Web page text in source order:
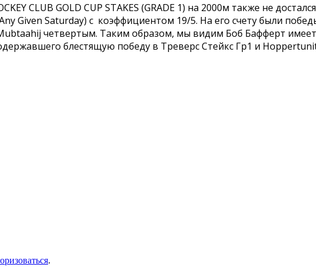
CLUB GOLD CUP STAKES (GRADE 1) на 2000м также не
Given Saturday) с коэффициентом 19/5. На его счету были
четвертым. Таким образом, мы видим Боб Бафферт имеет
блестящую победу в Треверс Стейкс Гр1 и
.